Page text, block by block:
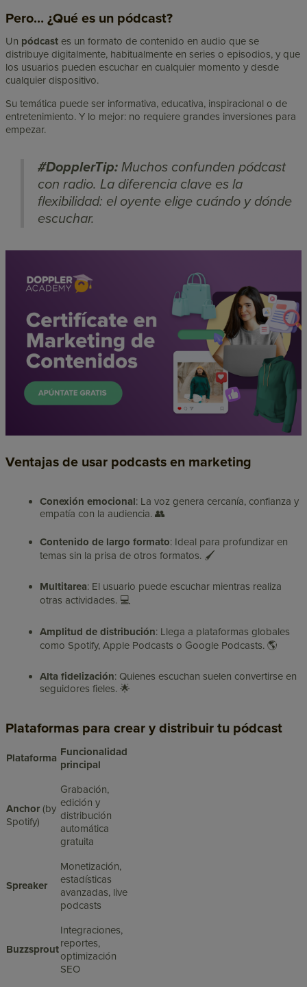
Pero… ¿Qué es un pódcast?
Un pódcast es un formato de contenido en audio que se
distribuye digitalmente, habitualmente en series o episodios, y que
los usuarios pueden escuchar en cualquier momento y desde
cualquier dispositivo.
Su temática puede ser informativa, educativa, inspiracional o de
entretenimiento. Y lo mejor: no requiere grandes inversiones para
empezar.
#DopplerTip: Muchos confunden pódcast
con radio. La diferencia clave es la
flexibilidad: el oyente elige cuándo y dónde
escuchar.
Ventajas de usar podcasts en marketing
Conexión emocional: La voz genera cercanía, confianza y
empatía con la audiencia. 👥
Contenido de largo formato: Ideal para profundizar en
temas sin la prisa de otros formatos. 🖌️
Multitarea: El usuario puede escuchar mientras realiza
otras actividades. 💻
Amplitud de distribución: Llega a plataformas globales
como Spotify, Apple Podcasts o Google Podcasts. 🌎
Alta fidelización: Quienes escuchan suelen convertirse en
seguidores fieles. 🌟
Plataformas para crear y distribuir tu pódcast
Plataforma Funcionalidad
principal
Anchor (by
Spotify)
Grabación,
edición y
distribución
automática
gratuita
Spreaker
Monetización,
estadísticas
avanzadas, live
podcasts
Buzzsprout
Integraciones,
reportes,
optimización
SEO